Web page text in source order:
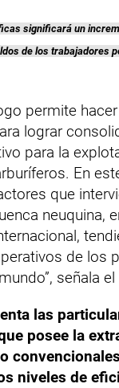
significará un
de los trabajadores
permite
lograr
para la
En
que
neuquina,
de los
señala
las
posee la
niveles de